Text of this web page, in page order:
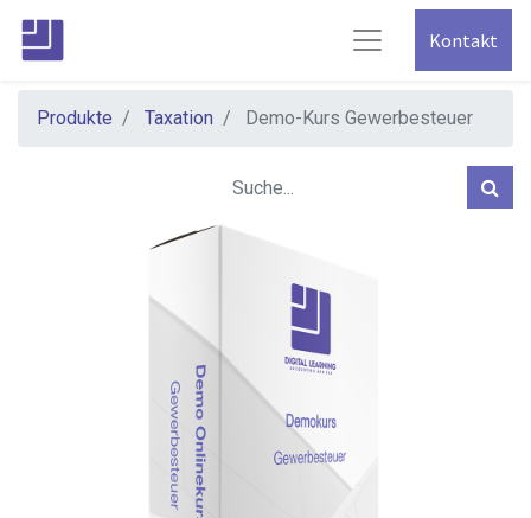
Kontakt
Produkte Taxation Demo-Kurs Gewerbesteuer